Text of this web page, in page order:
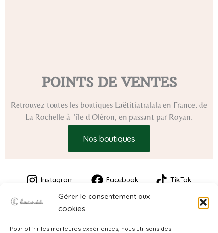
Gérer le consentement aux
cookies
Pour offrir les meilleures expériences, nous utilisons des
POINTS DE VENTES
Retrouvez toutes les boutiques Laëtitiatralala en France, de
La Rochelle à l’île d’Oléron, en passant par Royan.
Nos boutiques
Instagram Facebook TikTok